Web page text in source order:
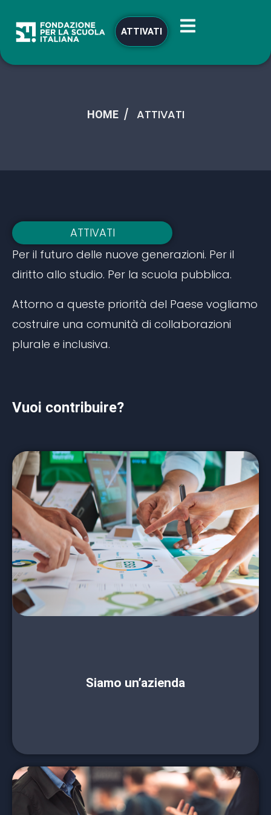
ATTIVATI
HOME ATTIVATI
ATTIVATI
Per il futuro delle nuove generazioni. Per il
diritto allo studio. Per la scuola pubblica.
Attorno a queste priorità del Paese vogliamo
costruire una comunità di collaborazioni
plurale e inclusiva.
Vuoi contribuire?
Siamo un’azienda
Vuoi contribuire in modo determinante allo
sviluppo della scuola pubblica italiana? Puoi
farlo aderendo alla Fondazione per la scuola
italiana. Abbiamo l’obiettivo di lanciare dei
progetti innovativi e l’aspirazione che possano
diventare casi di studio in ambito europeo. La
tua azienda può trainare questo rilancio e
consolidare il dialogo virtuoso tra privato e
Sostenere la Fondazione per la scuola italiana